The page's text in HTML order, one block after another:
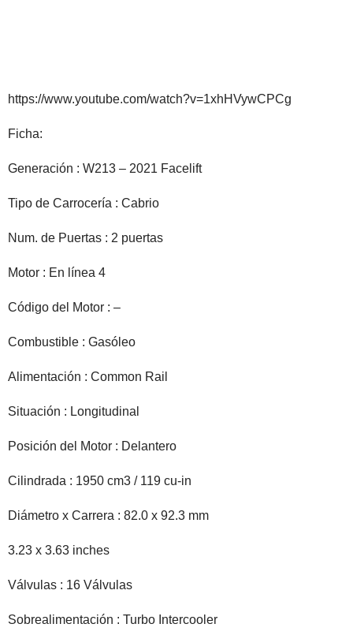
https://www.youtube.com/watch?v=1xhHVywCPCg
Ficha:
Generación : W213 – 2021 Facelift
Tipo de Carrocería : Cabrio
Num. de Puertas : 2 puertas
Motor : En línea 4
Código del Motor : –
Combustible : Gasóleo
Alimentación : Common Rail
Situación : Longitudinal
Posición del Motor : Delantero
Cilindrada : 1950 cm3 / 119 cu-in
Diámetro x Carrera : 82.0 x 92.3 mm
3.23 x 3.63 inches
Válvulas : 16 Válvulas
Sobrealimentación : Turbo Intercooler